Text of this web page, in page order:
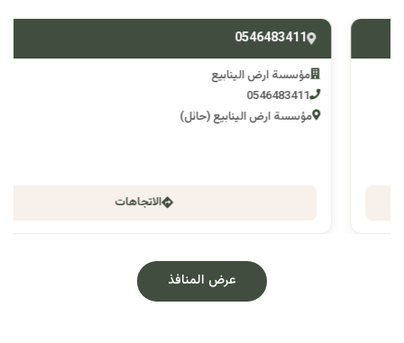
0546483411
مؤسسة ارض الينابيع
0546483411
مؤسسة ارض الينابيع (حائل)
الاتجاهات
عرض المنافذ